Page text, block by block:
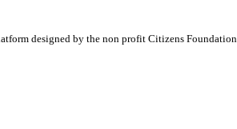
designed by the non profit Citizens Foundation